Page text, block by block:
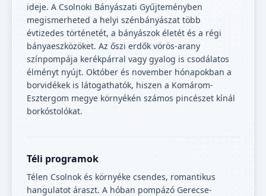
ideje. A Csolnoki Bányászati Gyűjteményben
megismerheted a helyi szénbányászat több
évtizedes történetét, a bányászok életét és a régi
bányaeszközöket. Az őszi erdők vörös-arany
színpompája kerékpárral vagy gyalog is csodálatos
élményt nyújt. Október és november hónapokban a
borvidékek is látogathatók, hiszen a Komárom-
Esztergom megye környékén számos pincészet kínál
borkóstolókat.
Téli programok
Télen Csolnok és környéke csendes, romantikus
hangulatot áraszt. A hóban pompázó Gerecse-